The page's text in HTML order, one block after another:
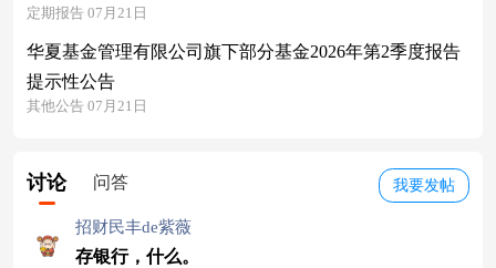
定期报告 07月21日
华夏基金管理有限公司旗下部分基金2026年第2季度报告
提示性公告
其他公告 07月21日
我要发帖
讨论 问答
招财民丰de紫薇
存银行，什么。